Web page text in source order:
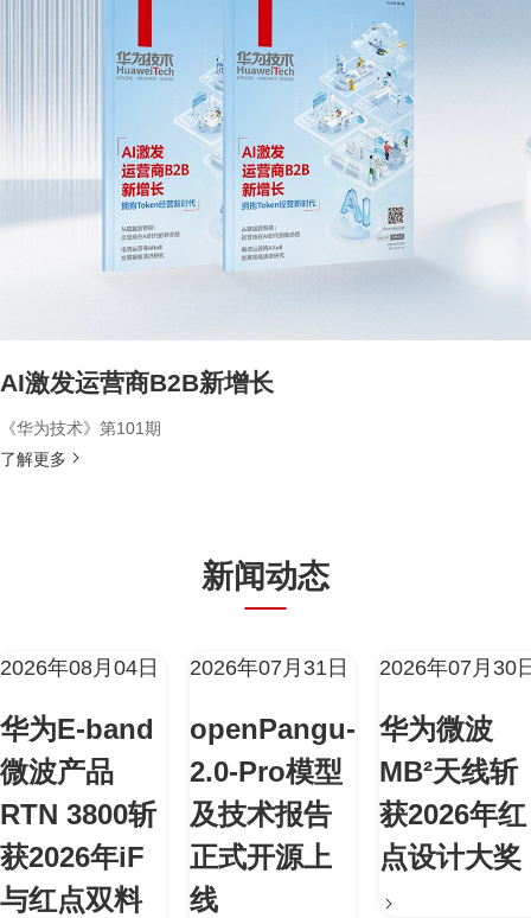
AI激发运营商B2B新增长
《华为技术》第101期
了解更多
新闻动态
2026年08月04日
华为E-band
微波产品
RTN 3800斩
获2026年iF
与红点双料
2026年07月31日
openPangu-
2.0-Pro模型
及技术报告
正式开源上
线
2026年07月30
华为微波
MB²天线斩
获2026年红
点设计大奖